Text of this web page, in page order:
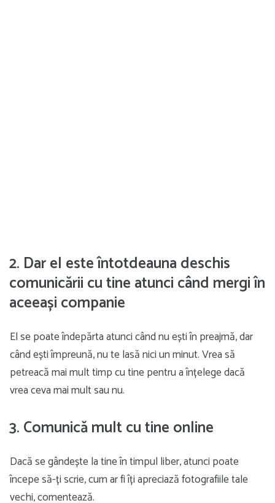
2. Dar el este întotdeauna deschis
comunicării cu tine atunci când mergi în
aceeași companie
El se poate îndepărta atunci când nu ești în preajmă, dar
când ești împreună, nu te lasă nici un minut. Vrea să
petreacă mai mult timp cu tine pentru a înțelege dacă
vrea ceva mai mult sau nu.
3. Comunică mult cu tine online
Dacă se gândește la tine în timpul liber, atunci poate
începe să-ți scrie, cum ar fi îți apreciază fotografiile tale
vechi, comentează.